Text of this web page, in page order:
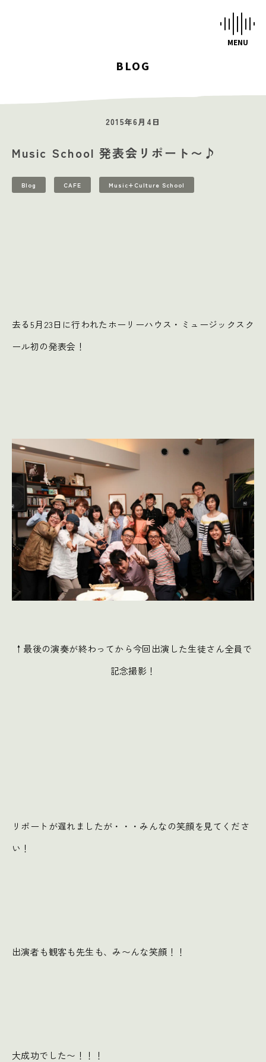
STUDIOS
MUSIC SCHOOL
CAFE-STUDIO
EVENTS
BLOG
2015年6月4日
Music School 発表会リポート〜♪
Blog CAFE Music+Culture School
去る5月23日に行われたホーリーハウス・ミュージックスク
ール初の発表会！
↑最後の演奏が終わってから今回出演した生徒さん全員で
記念撮影！
リポートが遅れましたが・・・みんなの笑顔を見てくださ
い！
出演者も観客も先生も、み〜んな笑顔！！
大成功でした〜！！！